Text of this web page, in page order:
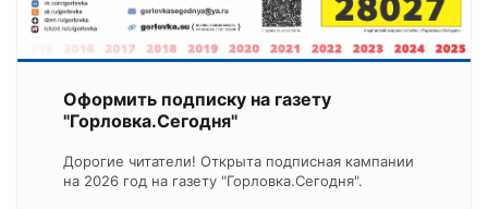
Оформить подписку на газету
"Горловка.Сегодня"
Дорогие читатели! Открыта подписная кампании
на 2026 год на газету "Горловка.Сегодня".